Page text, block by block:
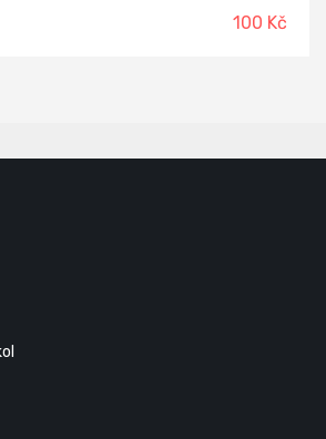
100 Kč